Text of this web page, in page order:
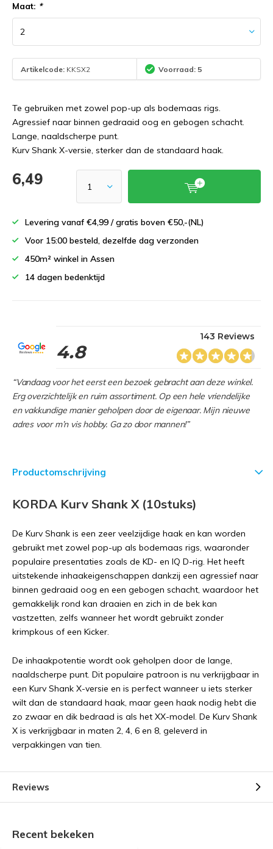
Maat: *
Artikelcode: KKSX2 Voorraad: 5
Te gebruiken met zowel pop-up als bodemaas rigs.
Agressief naar binnen gedraaid oog en gebogen schacht.
Lange, naaldscherpe punt.
Kurv Shank X-versie, sterker dan de standaard haak.
6,49
Levering vanaf €4,99 / gratis boven €50,-(NL)
Voor 15:00 besteld, dezelfde dag verzonden
450m² winkel in Assen
14 dagen bedenktijd
4.8
143 Reviews
“Vandaag voor het eerst een bezoek gebracht aan deze winkel.
Erg overzichtelijk en ruim assortiment. Op een hele vriendelijke
en vakkundige manier geholpen door de eigenaar. Mijn nieuwe
adres voor m’n vis hobby. Ga zo door mannen!”
Productomschrijving
KORDA Kurv Shank X (10stuks)
De Kurv Shank is een zeer veelzijdige haak en kan worden
gebruikt met zowel pop-up als bodemaas rigs, waaronder
populaire presentaties zoals de KD- en IQ D-rig. Het heeft
uitstekende inhaakeigenschappen dankzij een agressief naar
binnen gedraaid oog en een gebogen schacht, waardoor het
gemakkelijk rond kan draaien en zich in de bek kan
vastzetten, zelfs wanneer het wordt gebruikt zonder
krimpkous of een Kicker.
De inhaakpotentie wordt ook geholpen door de lange,
naaldscherpe punt. Dit populaire patroon is nu verkrijgbaar in
een Kurv Shank X-versie en is perfect wanneer u iets sterker
wilt dan de standaard haak, maar geen haak nodig hebt die
zo zwaar en dik bedraad is als het XX-model. De Kurv Shank
X is verkrijgbaar in maten 2, 4, 6 en 8, geleverd in
verpakkingen van tien.
Reviews
Recent bekeken